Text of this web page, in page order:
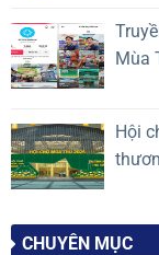
Mùa
Hội
CHUYÊN MỤC